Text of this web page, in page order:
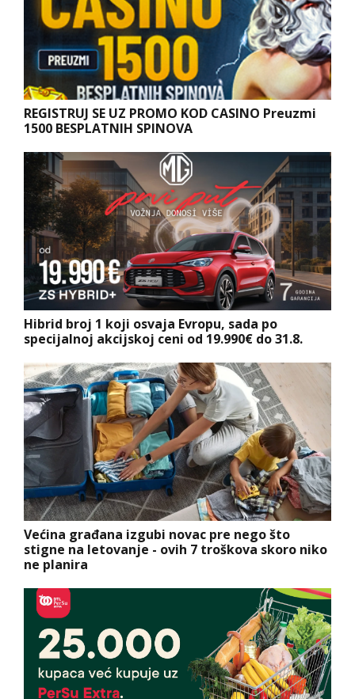
REGISTRUJ SE UZ PROMO KOD CASINO Preuzmi
1500 BESPLATNIH SPINOVA
Hibrid broj 1 koji osvaja Evropu, sada po
specijalnoj akcijskoj ceni od 19.990€ do 31.8.
Većina građana izgubi novac pre nego što
stigne na letovanje - ovih 7 troškova skoro niko
ne planira